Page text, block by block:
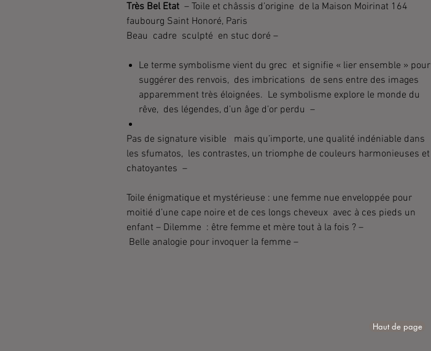
Très Bel Etat – Toile et châssis d’origine de la Maison Moirinat 164
faubourg Saint Honoré, Paris
Beau cadre sculpté en stuc doré –
Le terme symbolisme vient du grec et signifie « lier ensemble » pour
suggérer des renvois, des imbrications de sens entre des images
apparemment très éloignées. Le symbolisme explore le monde du
rêve, des légendes, d’un âge d’or perdu –
Pas de signature visible mais qu’importe, une qualité indéniable dans
les sfumatos, les contrastes, un triomphe de couleurs harmonieuses et
chatoyantes –
Toile énigmatique et mystérieuse : une femme nue enveloppée pour
moitié d’une cape noire et de ces longs cheveux avec à ces pieds un
enfant – Dilemme : être femme et mère tout à la fois ? –
Belle analogie pour invoquer la femme –
Haut de page